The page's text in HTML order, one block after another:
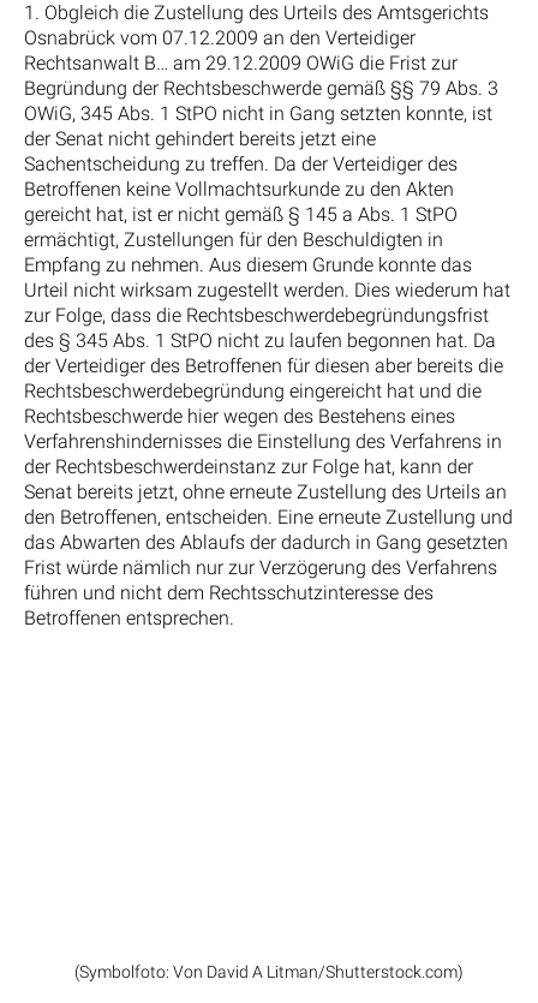
1. Obgleich die Zustellung des Urteils des Amtsgerichts
Osnabrück vom 07.12.2009 an den Verteidiger
Rechtsanwalt B… am 29.12.2009 OWiG die Frist zur
Begründung der Rechtsbeschwerde gemäß §§ 79 Abs. 3
OWiG, 345 Abs. 1 StPO nicht in Gang setzten konnte, ist
der Senat nicht gehindert bereits jetzt eine
Sachentscheidung zu treffen. Da der Verteidiger des
Betroffenen keine Vollmachtsurkunde zu den Akten
gereicht hat, ist er nicht gemäß § 145 a Abs. 1 StPO
ermächtigt, Zustellungen für den Beschuldigten in
Empfang zu nehmen. Aus diesem Grunde konnte das
Urteil nicht wirksam zugestellt werden. Dies wiederum hat
zur Folge, dass die Rechtsbeschwerdebegründungsfrist
des § 345 Abs. 1 StPO nicht zu laufen begonnen hat. Da
der Verteidiger des Betroffenen für diesen aber bereits die
Rechtsbeschwerdebegründung eingereicht hat und die
Rechtsbeschwerde hier wegen des Bestehens eines
Verfahrenshindernisses die Einstellung des Verfahrens in
der Rechtsbeschwerdeinstanz zur Folge hat, kann der
Senat bereits jetzt, ohne erneute Zustellung des Urteils an
den Betroffenen, entscheiden. Eine erneute Zustellung und
das Abwarten des Ablaufs der dadurch in Gang gesetzten
Frist würde nämlich nur zur Verzögerung des Verfahrens
führen und nicht dem Rechtsschutzinteresse des
Betroffenen entsprechen.
(Symbolfoto: Von David A Litman/Shutterstock.com)